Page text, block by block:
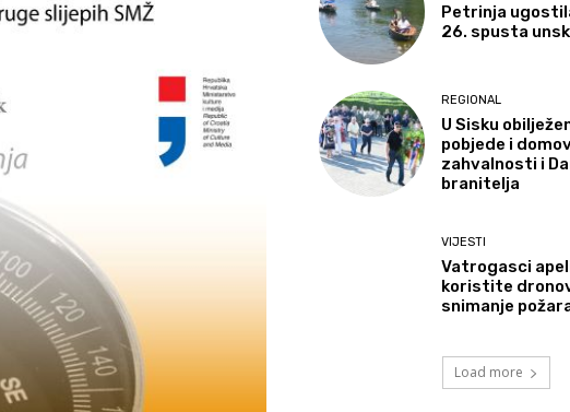
Petrinja
26. spusta
REGIONAL
U Sisku
pobjede i
zahvalnosti i
branitelja
VIJESTI
Vatrogasci
koristite
snimanje
Load more